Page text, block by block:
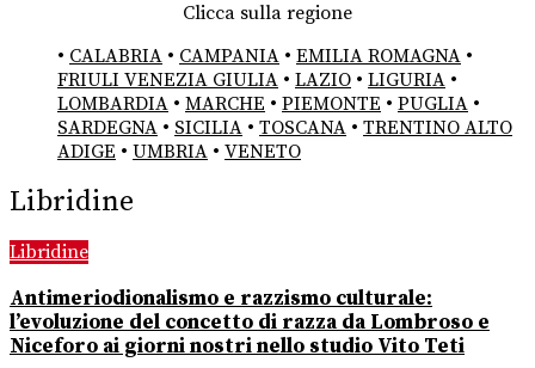
Clicca sulla regione
• CALABRIA • CAMPANIA • EMILIA ROMAGNA •
FRIULI VENEZIA GIULIA • LAZIO • LIGURIA •
LOMBARDIA • MARCHE • PIEMONTE • PUGLIA •
SARDEGNA • SICILIA • TOSCANA • TRENTINO ALTO
ADIGE • UMBRIA • VENETO
Libridine
Libridine
Antimeriodionalismo e razzismo culturale:
l’evoluzione del concetto di razza da Lombroso e
Niceforo ai giorni nostri nello studio Vito Teti